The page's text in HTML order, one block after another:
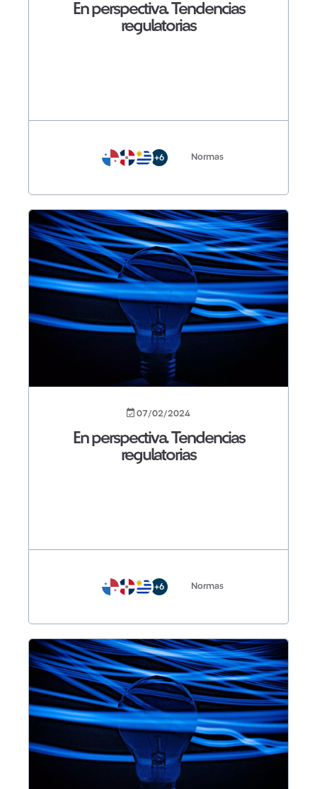
En perspectiva. Tendencias
regulatorias
+6 Normas
07/02/2024
En perspectiva. Tendencias
regulatorias
+6 Normas